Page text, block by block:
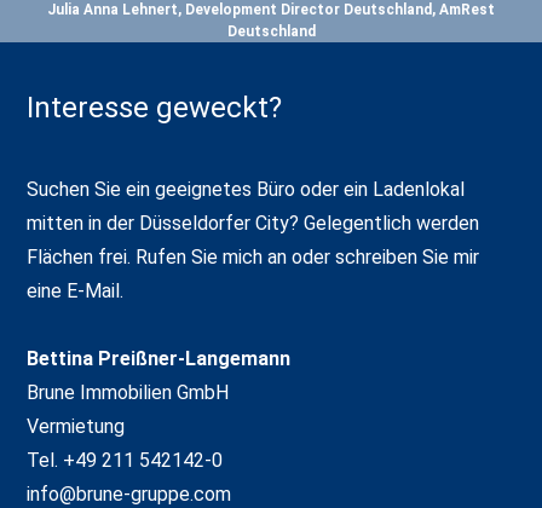
Julia Anna Lehnert, Development Director Deutschland, AmRest
Deutschland
Interesse geweckt?
Suchen Sie ein geeignetes Büro oder ein Ladenlokal
mitten in der Düsseldorfer City? Gelegentlich werden
Flächen frei. Rufen Sie mich an oder schreiben Sie mir
eine E-Mail.
Bettina Preißner-Langemann
Brune Immobilien GmbH
Vermietung
Tel. +49 211 542142-0
info@brune-gruppe.com